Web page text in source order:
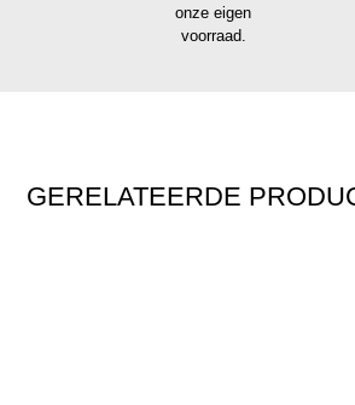
onze eigen
voorraad.
GERELATEERDE